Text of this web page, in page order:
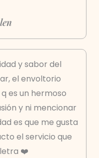
y sabor del
el envoltorio
es un hermoso
y ni mencionar
es que me gusta
el servicio que
❤️